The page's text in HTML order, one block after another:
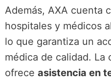
Además, AXA cuenta
hospitales y médicos
lo que garantiza un
médica de calidad. La
ofrece asistencia en